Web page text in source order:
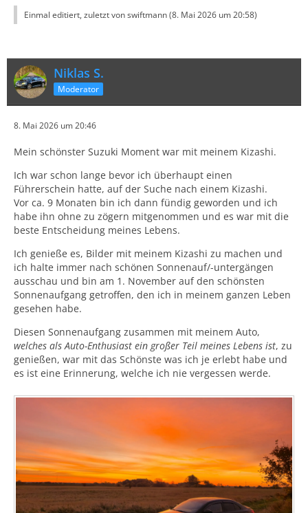
Einmal editiert, zuletzt von swiftmann (8. Mai 2026 um 20:58)
Niklas S.
Moderator
8. Mai 2026 um 20:46
Mein schönster Suzuki Moment war mit meinem Kizashi.
Ich war schon lange bevor ich überhaupt einen
Führerschein hatte, auf der Suche nach einem Kizashi.
Vor ca. 9 Monaten bin ich dann fündig geworden und ich
habe ihn ohne zu zögern mitgenommen und es war mit die
beste Entscheidung meines Lebens.
Ich genieße es, Bilder mit meinem Kizashi zu machen und
ich halte immer nach schönen Sonnenauf/-untergängen
ausschau und bin am 1. November auf den schönsten
Sonnenaufgang getroffen, den ich in meinem ganzen Leben
gesehen habe.
Diesen Sonnenaufgang zusammen mit meinem Auto,
welches als Auto-Enthusiast ein großer Teil meines Lebens ist, zu
genießen, war mit das Schönste was ich je erlebt habe und
es ist eine Erinnerung, welche ich nie vergessen werde.